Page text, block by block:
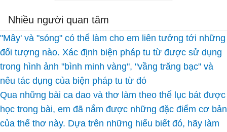
Nhiều người quan tâm
"Mây' và "sóng" có thể làm cho em liên tưởng tới những
đối tượng nào. Xác định biện pháp tu từ được sử dụng
trong hình ảnh "bình minh vàng", "vầng trăng bạc" và
nêu tác dụng của biện pháp tu từ đó
Qua những bài ca dao và thơ làm theo thể lục bát được
học trong bài, em đã nắm được những đặc điểm cơ bản
của thể thơ này. Dựa trên những hiểu biết đó, hãy làm